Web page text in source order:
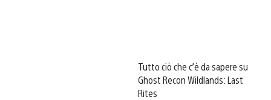
Tutto ciò che c’è da sapere su
Ghost Recon Wildlands: Last
Rites